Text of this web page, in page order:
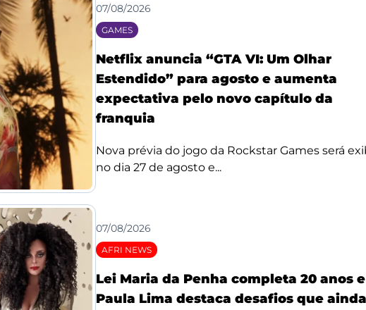
07/08/2026
GAMES
Netflix anuncia “GTA VI: Um Olhar
Estendido” para agosto e aumenta
expectativa pelo novo capítulo da
franquia
Nova prévia do jogo da Rockstar Games será
no dia 27 de agosto e...
07/08/2026
AFRI NEWS
Lei Maria da Penha completa 20 anos e
Paula Lima destaca desafios que ainda